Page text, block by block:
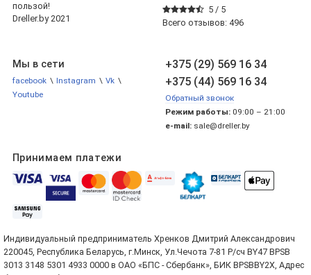
пользой!
5 / 5
Всего отзывов: 496
Dreller.by 2021
+375 (29) 569 16 34
+375 (44) 569 16 34
Обратный звонок
Режим работы: 09:00 – 21:00
e-mail: sale@dreller.by
Мы в сети
facebook \ Instagram \ Vk \
Youtube
Принимаем платежи
Индивидуальный предприниматель Хренков Дмитрий Александрович
220045, Республика Беларусь, г.Минск, Ул.Чечота 7-81 Р/сч BY47 BPSB
3013 3148 5301 4933 0000 в ОАО «БПС - Сбербанк», БИК BPSBBY2X, Адрес